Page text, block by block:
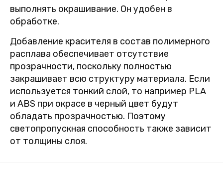
выполнять окрашивание. Он удобен в
обработке.
Добавление красителя в состав полимерного
расплава обеспечивает отсутствие
прозрачности, поскольку полностью
закрашивает всю структуру материала. Если
используется тонкий слой, то например PLA
и ABS при окрасе в черный цвет будут
обладать прозрачностью. Поэтому
светопропускная способность также зависит
от толщины слоя.